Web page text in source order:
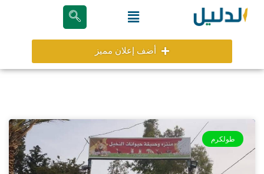
تخطي
Menu
أضف إعلان مميز
طولكرم